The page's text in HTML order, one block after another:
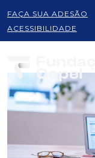
FAÇA SUA ADESÃO
ACESSIBILIDADE